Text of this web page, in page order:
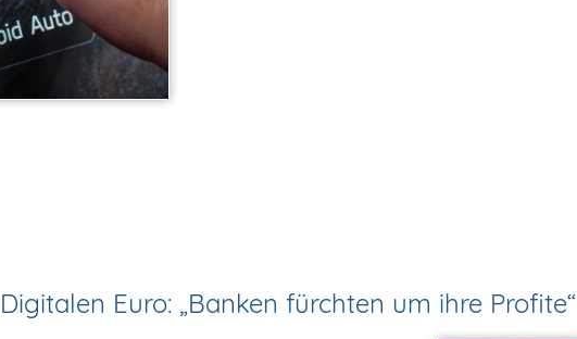
Euro: „Banken fürchten um ihre Profite“